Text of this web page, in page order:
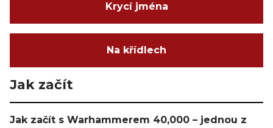
Krycí jména
Na křídlech
Jak začít
Jak začít s Warhammerem 40,000 – jednou z